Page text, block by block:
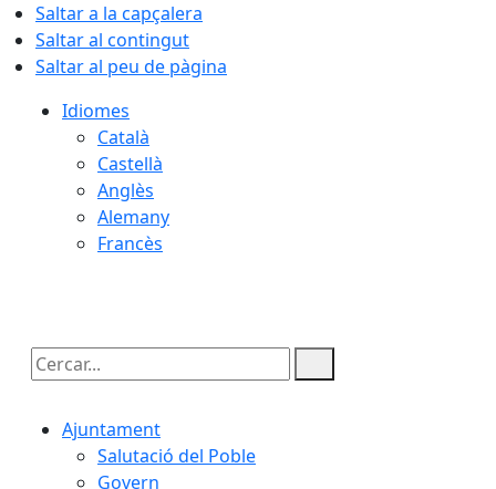
Saltar a la capçalera
Saltar al contingut
Saltar al peu de pàgina
Idiomes
Català
Castellà
Anglès
Alemany
Francès
Cercar:
Ajuntament
Salutació del Poble
Govern